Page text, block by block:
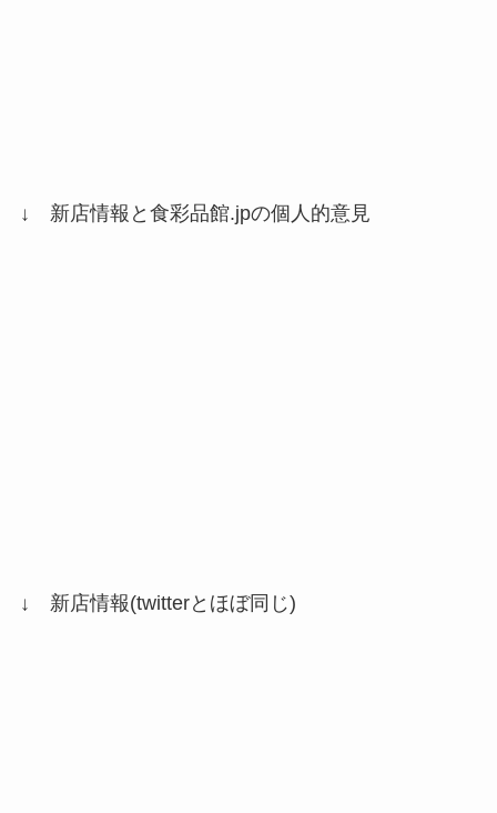
↓ 新店情報と食彩品館.jpの個人的意見
↓ 新店情報(twitterとほぼ同じ)